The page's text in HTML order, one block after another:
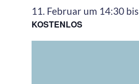
11. Februar um 14:30 bis
KOSTENLOS